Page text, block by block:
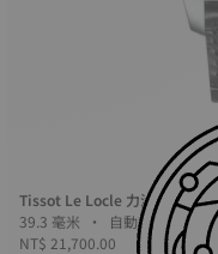
Tissot Le Locle 力洛克
39.3 毫米 • 自動款
NT$ 21,700.00